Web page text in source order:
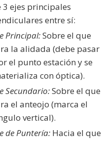
3 ejes principales
entre sí:
Principal:Sobre el que
la alidada (debe pasar
el punto estación y se
con óptica).
Secundario:Sobre el que
el anteojo (marca el
vertical).
de Puntería: Hacia el que